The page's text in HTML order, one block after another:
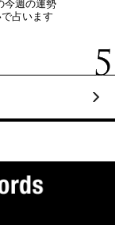
今週の運勢
占います